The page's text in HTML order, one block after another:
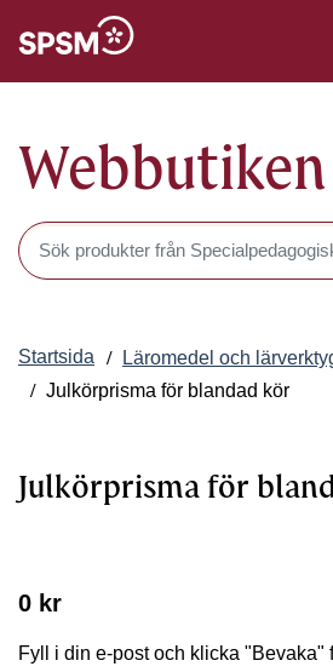
Webbutiken
Sök produkter i Webbutiken
Startsida
Läromedel och
Julkörprisma för blandad kör
Julkörprisma för
0 kr
Fyll i din e-post och klicka "Bevaka"